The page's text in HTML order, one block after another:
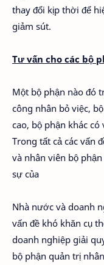
thay đổi kịp thời để
giảm sút.
Tư vấn cho các bộ
Một bộ phận nào đó
công nhân bỏ việc,
cao, bộ phận khác có
Trong tất cả các vấn
và nhân viên bộ
sự của
Nhà nước và doanh
vấn đề khó khăn cụ
doanh nghiệp giải
bộ phận quản trị